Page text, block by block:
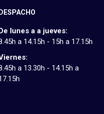
DESPACHO
lunes a a jueves:
a 14.15h - 15h a 17.15h
a 13.30h - 14.15h a